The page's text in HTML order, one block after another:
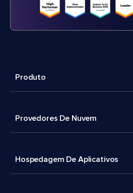
Produto
Provedores De Nuvem
Hospedagem De Aplicativos